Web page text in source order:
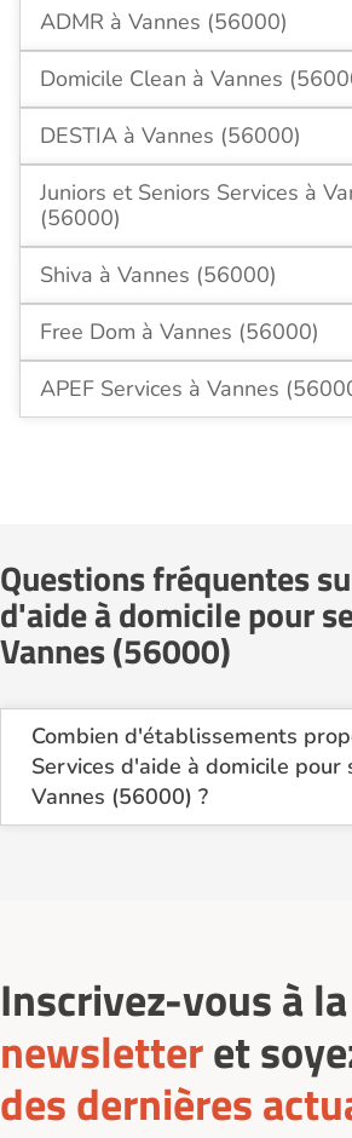
ADMR à Vannes (56000)
Domicile Clean à Vannes
DESTIA à Vannes (56000)
Juniors et Seniors Services à
(56000)
Shiva à Vannes (56000)
Free Dom à Vannes (56000)
APEF Services à Vannes
Questions fréquentes
d'aide à domicile pour
Vannes (56000)
Combien d'établissements
Services d'aide à domicile pour
Vannes (56000) ?
Sur le site Logement-seniors.com,
Inscrivez-vous à la
newsletteret
des dernières